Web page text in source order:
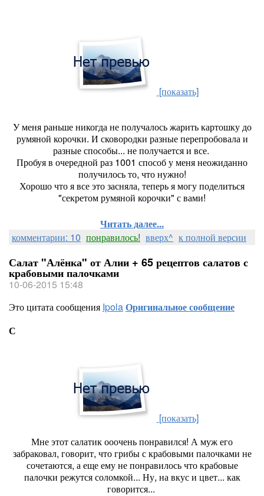
[показать]
У меня раньше никогда не получалось жарить картошку до
румяной корочки. И сковородки разные перепробовала и
разные способы... не получается и все.
Пробуя в очередной раз 1001 способ у меня неожиданно
получилось то, что нужно!
Хорошо что я все это засняла, теперь я могу поделиться
"секретом румяной корочки" с вами!
Читать далее...
комментарии: 10 понравилось! вверх^ к полной версии
Салат "Алёнка" от Алии + 65 рецептов салатов с
крабовыми палочками
10-06-2015 15:48
Это цитата сообщения IpolaОригинальное сообщение
С
[показать]
Мне этот салатик ооочень понравился! А муж его
забраковал, говорит, что грибы с крабовыми палочками не
сочетаются, а еще ему не понравилось что крабовые
палочки режутся соломкой... Ну, на вкус и цвет... как
говорится...